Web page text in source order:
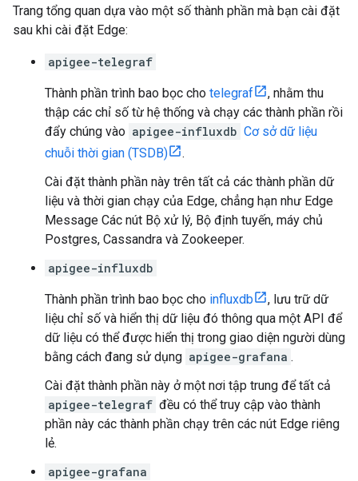
Trang tổng quan dựa vào một số thành phần mà bạn cài đặt
sau khi cài đặt Edge:
apigee-telegraf
Thành phần trình bao bọc cho telegraf
, nhằm thu
thập các chỉ số từ hệ thống và chạy các thành phần rồi
đẩy chúng vào apigee-influxdb Cơ sở dữ liệu
chuỗi thời gian (TSDB)
.
Cài đặt thành phần này trên tất cả các thành phần dữ
liệu và thời gian chạy của Edge, chẳng hạn như Edge
Message Các nút Bộ xử lý, Bộ định tuyến, máy chủ
Postgres, Cassandra và Zookeeper.
apigee-influxdb
Thành phần trình bao bọc cho influxdb
, lưu trữ dữ
liệu chỉ số và hiển thị dữ liệu đó thông qua một API để
dữ liệu có thể được hiển thị trong giao diện người dùng
bằng cách đang sử dụng apigee-grafana .
Cài đặt thành phần này ở một nơi tập trung để tất cả
apigee-telegraf đều có thể truy cập vào thành
phần này các thành phần chạy trên các nút Edge riêng
lẻ.
apigee-grafana